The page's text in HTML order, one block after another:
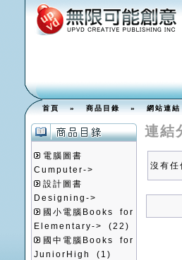
首頁»商品目錄»網站連結
電腦圖書
Cumputer->
設計圖書
Designing->
國小電腦Books for
Elementary->
(22)
國中電腦Books for
JuniorHigh
(1)
連結
沒有任